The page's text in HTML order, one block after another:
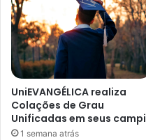
UniEVANGÉLICA realiza
Colações de Grau
Unificadas em seus campi
1 semana atrás